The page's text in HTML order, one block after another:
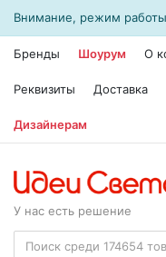
Внимание, режим работы
Бренды Шоурум О
Реквизиты Доставка
Дизайнерам
У нас есть решение